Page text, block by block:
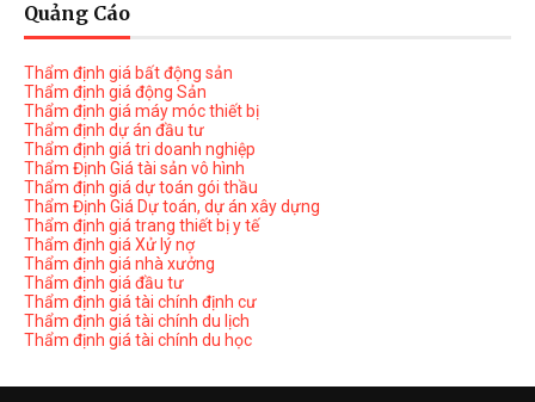
Quảng Cáo
Thẩm định giá bất động sản
Thẩm định giá động Sản
Thẩm định giá máy móc thiết bị
Thẩm định dự án đầu tư
Thẩm định giá tri doanh nghiệp
Thẩm Định Giá tài sản vô hình
Thẩm định giá dự toán gói thầu
Thẩm Định Giá Dự toán, dự án xây dựng
Thẩm định giá trang thiết bị y tế
Thẩm định giá Xử lý nợ
Thẩm định giá nhà xưởng
Thẩm định giá đầu tư
Thẩm định giá tài chính định cư
Thẩm định giá tài chính du lịch
Thẩm định giá tài chính du học